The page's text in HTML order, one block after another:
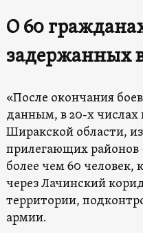
О 60
задержанных
«После окончания
данным, в 20-х
Ширакской области,
прилегающих
более чем 60 человек,
через Лачинский
территории,
армии.